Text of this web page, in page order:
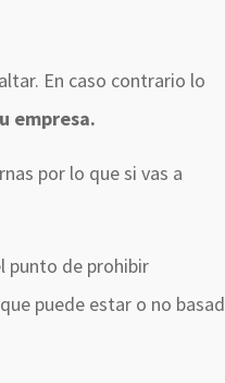
En caso contrario lo
empresa.
por lo que si vas a
punto de prohibir
puede estar o no